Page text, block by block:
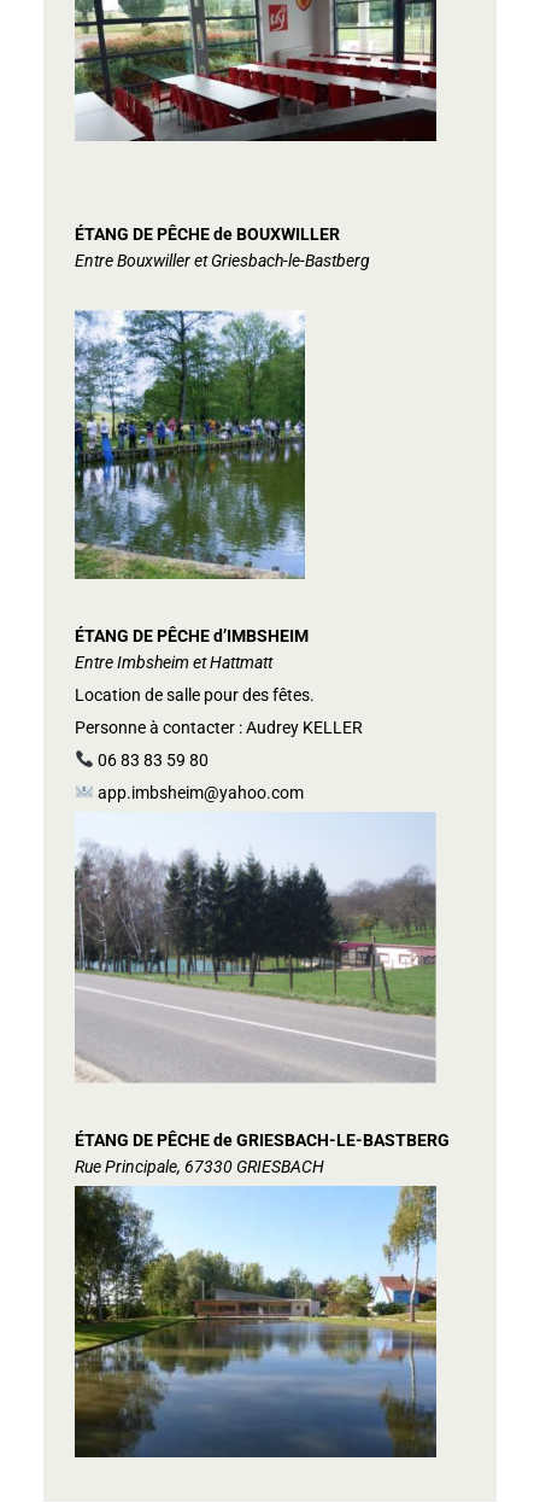
ÉTANG DE PÊCHE de BOUXWILLER
Entre Bouxwiller et Griesbach-le-Bastberg
ÉTANG DE PÊCHE d’IMBSHEIM
Entre Imbsheim et Hattmatt
Location de salle pour des fêtes.
Personne à contacter : Audrey KELLER
06 83 83 59 80
app.imbsheim@yahoo.com
ÉTANG DE PÊCHE de GRIESBACH-LE-BASTBERG
Rue Principale, 67330 GRIESBACH